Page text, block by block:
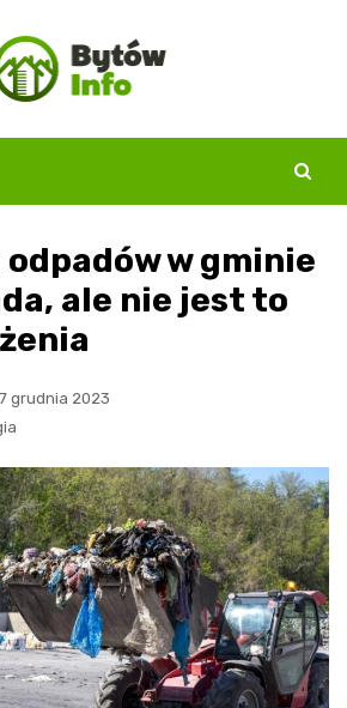
w gminie
ale nie jest to
7 grudnia 2023